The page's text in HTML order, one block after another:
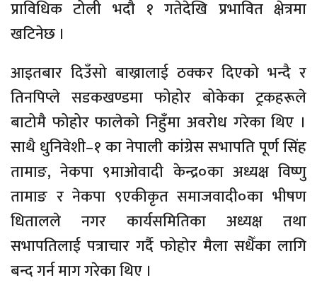
प्राविधिक टोली भदौ १ गतेदेखि प्रभावित क्षेत्रमा
खटिनेछ ।
आइतबार दिउँसो बाख्रालाई ठक्कर दिएको भन्दै र
तिनपिप्ले सडकखण्डमा फोहोर बोकेका ट्रकहरूले
बाटोमै फोहोर फालेको निहुँमा अवरोध गरेका थिए ।
साथै धुनिवेशी–१ का नेपाली कांग्रेस सभापति पूर्ण सिंह
तामाङ, नेकपा ९माओवादी केन्द्र०का अध्यक्ष विष्णु
तामाङ र नेकपा ९एकीकृत समाजवादी०का भीषण
धितालले नगर कार्यसमितिका अध्यक्ष तथा
सभापतिलाई पत्राचार गर्दै फोहोर मैला सधैँका लागि
बन्द गर्न माग गरेका थिए ।